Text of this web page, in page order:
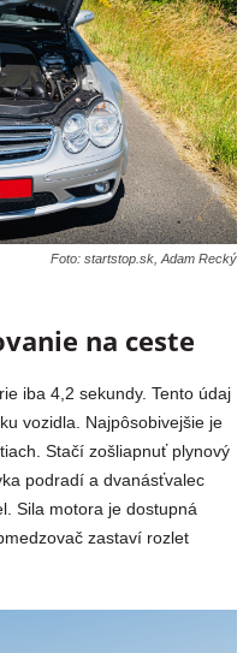
Foto: startstop.sk, Adam Recký
na ceste
iba 4,2 sekundy. Tento údaj
vozidla. Najpôsobivejšie je
Stačí zošliapnuť plynový
podradí a dvanásťvalec
Sila motora je dostupná
zastaví rozlet